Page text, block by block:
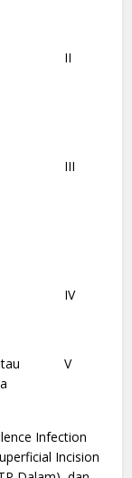
II
III
IV
V
Infection
Incision